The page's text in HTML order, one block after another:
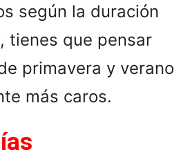
según la duración
tienes que pensar
primavera y verano
más caros.